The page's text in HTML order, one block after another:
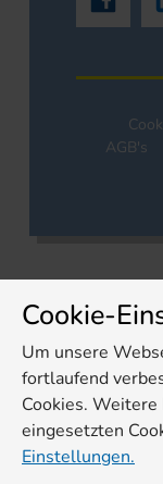
AGB's
Cookie-
Um unsere
fortlaufend
Cookies. Weitere
eingesetzten
Einstellungen.